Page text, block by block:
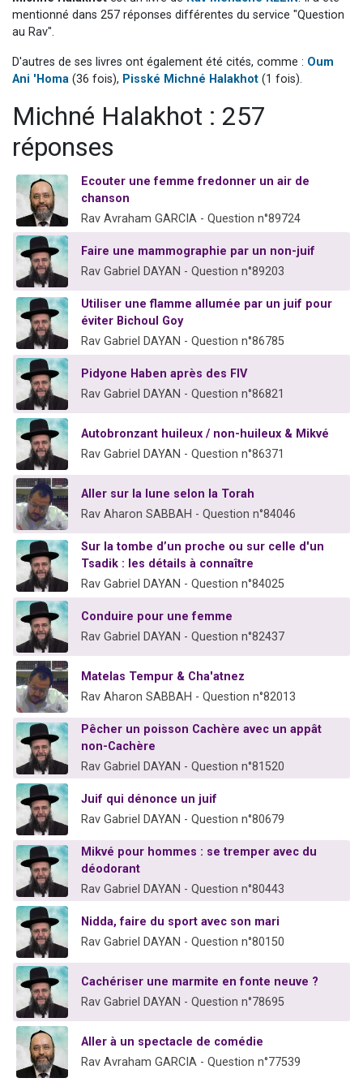
3 personnes viennent de nous rejoindre sur WhatsApp
Odaya vient de donner son Maasser
mentionné dans 257 réponses différentes du service "Question
au Rav".
D'autres de ses livres ont également été cités, comme : Oum
Ani 'Homa (36 fois), Pisské Michné Halakhot (1 fois).
Michné Halakhot : 257
réponses
Ecouter une femme fredonner un air de
chanson
Rav Avraham GARCIA - Question n°89724
Faire une mammographie par un non-juif
Rav Gabriel DAYAN - Question n°89203
Utiliser une flamme allumée par un juif pour
éviter Bichoul Goy
Rav Gabriel DAYAN - Question n°86785
Pidyone Haben après des FIV
Rav Gabriel DAYAN - Question n°86821
Autobronzant huileux / non-huileux & Mikvé
Rav Gabriel DAYAN - Question n°86371
Aller sur la lune selon la Torah
Rav Aharon SABBAH - Question n°84046
Sur la tombe d’un proche ou sur celle d'un
Tsadik : les détails à connaître
Rav Gabriel DAYAN - Question n°84025
Conduire pour une femme
Rav Gabriel DAYAN - Question n°82437
Matelas Tempur & Cha'atnez
Rav Aharon SABBAH - Question n°82013
Pêcher un poisson Cachère avec un appât
non-Cachère
Rav Gabriel DAYAN - Question n°81520
Juif qui dénonce un juif
Rav Gabriel DAYAN - Question n°80679
Mikvé pour hommes : se tremper avec du
déodorant
Rav Gabriel DAYAN - Question n°80443
Nidda, faire du sport avec son mari
Rav Gabriel DAYAN - Question n°80150
Cachériser une marmite en fonte neuve ?
Rav Gabriel DAYAN - Question n°78695
Aller à un spectacle de comédie
Rav Avraham GARCIA - Question n°77539